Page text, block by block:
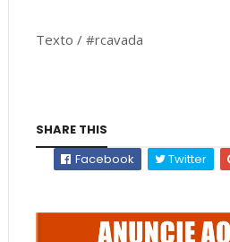
Texto / #rcavada
SHARE THIS
Facebook
Twitter